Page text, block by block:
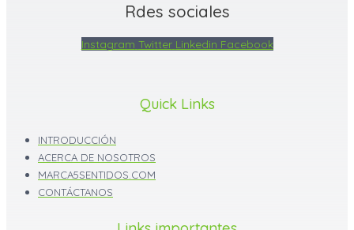
Rdes sociales
Instagram Twitter Linkedin Facebook
Quick Links
INTRODUCCIÓN
ACERCA DE NOSOTROS
MARCA5SENTIDOS.COM
CONTÁCTANOS